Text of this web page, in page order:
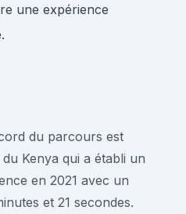
une expérience
du parcours est
Kenya qui a établi un
en 2021 avec un
et 21 secondes.